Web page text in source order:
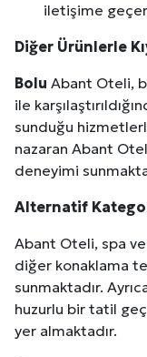
iletişime
Diğer Ürünlerle
Bolu Abant Oteli,
ile
sunduğu
nazaran Abant
deneyimi
Alternatif
Abant Oteli, spa
diğer konaklama
sunmaktadır.
huzurlu bir tatil
yer almaktadır.